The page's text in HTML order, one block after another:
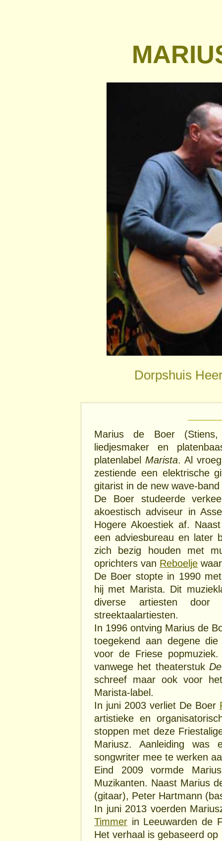
Dorpshuis
Marius de Boer
liedjesmaker en
platenlabel Marista. Al
zestiende een elektrische
gitarist in de new wave-band
De Boer studeerde
akoestisch adviseur in
Hogere Akoestiek af.
een adviesbureau en later
zich bezig houden met
oprichters van Reboelje
De Boer stopte in 1990
hij met Marista. Dit
diverse artiesten door
streektaalartiesten.
In 1996 ontving Marius de
toegekend aan degene
voor de Friese
vanwege het theaterstuk
schreef maar ook voor
Marista-label.
In juni 2003 verliet De Boer
artistieke en
stoppen met deze
Mariusz. Aanleiding
songwriter mee te werken
Eind 2009 vormde
Muzikanten. Naast Marius
(gitaar), Peter Hartmann
In juni 2013 voerden
Timmer in Leeuwarden de
Het verhaal is gebaseerd